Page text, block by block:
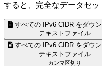
すると、完全なデータセッ
すべての IPv6 CIDR をダウ
テキストファイル
すべての IPv6 CIDR をダウ
テキストファイル
カンマ区切り